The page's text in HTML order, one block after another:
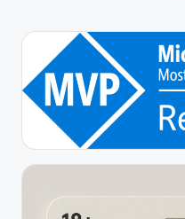
des
publications